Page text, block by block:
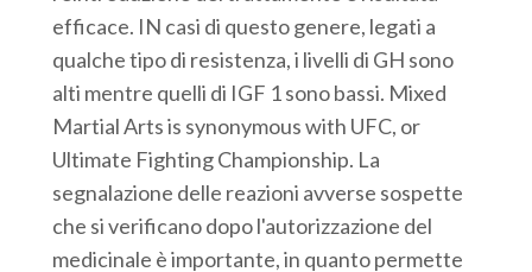
efficace. IN casi di questo genere, legati a
qualche tipo di resistenza, i livelli di GH sono
alti mentre quelli di IGF 1 sono bassi. Mixed
Martial Arts is synonymous with UFC, or
Ultimate Fighting Championship. La
segnalazione delle reazioni avverse sospette
che si verificano dopo l'autorizzazione del
medicinale è importante, in quanto permette